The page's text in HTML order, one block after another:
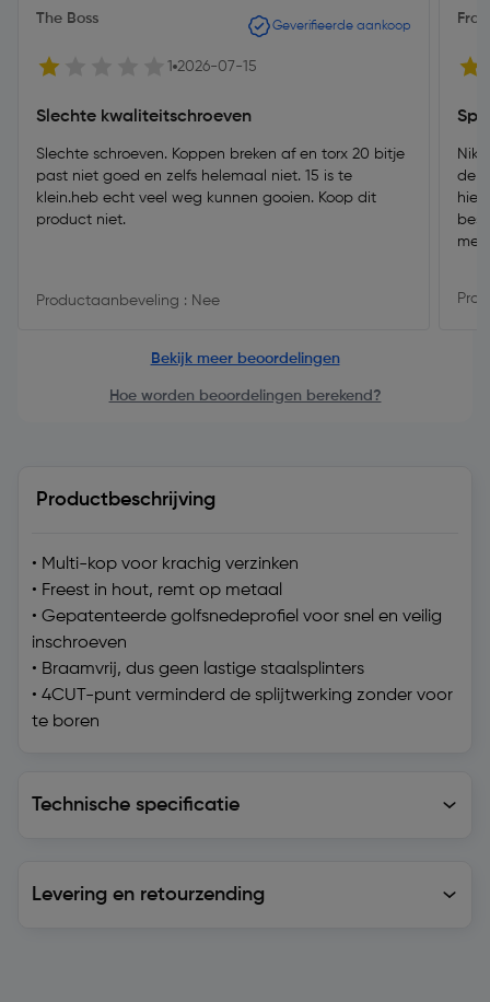
The Boss Geverifieerde aankoop
1 2026-07-15
Slechte kwaliteitschroeven
Slechte schroeven. Koppen breken af en torx 20 bitje
past niet goed en zelfs helemaal niet. 15 is te
klein.heb echt veel weg kunnen gooien. Koop dit
product niet.
Productaanbeveling : Nee
de
me
Bekijk meer beoordelingen
Hoe worden beoordelingen berekend?
Productbeschrijving
• Multi-kop voor krachig verzinken
• Freest in hout, remt op metaal
• Gepatenteerde golfsnedeprofiel voor snel en veilig
inschroeven
• Braamvrij, dus geen lastige staalsplinters
• 4CUT-punt verminderd de splijtwerking zonder voor
te boren
Technische specificatie
Levering en retourzending